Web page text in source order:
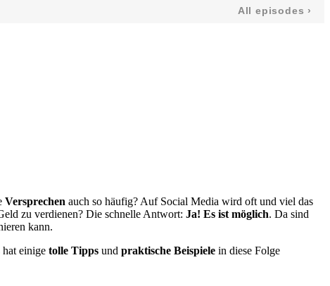
Versprechen auch so häufig? Auf Social Media wird oft und viel das
zu verdienen? Die schnelle Antwort: Ja! Es ist möglich. Da sind
kann.
einige tolle Tipps und praktische Beispiele in diese Folge